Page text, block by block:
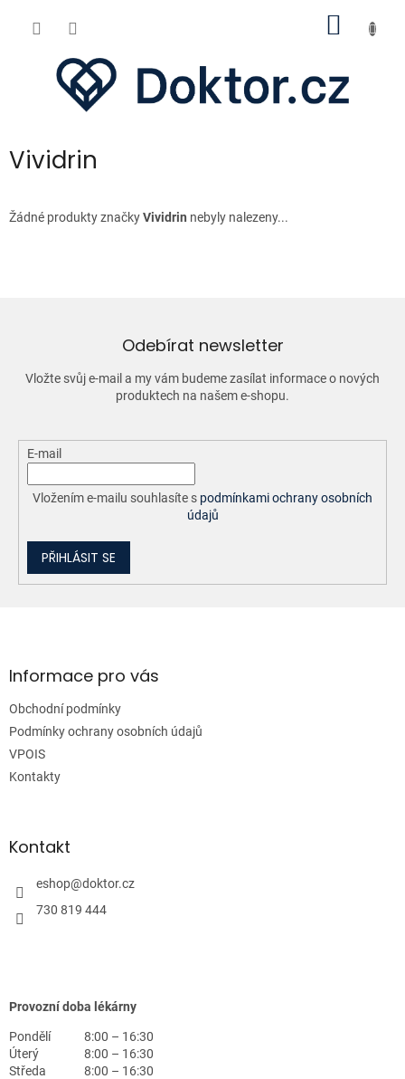
Vividrin
Žádné produkty značkyVividrin nebyly nalezeny...
Odebírat newsletter
Vložte svůj e-mail a my vám budeme zasílat informace o nových
produktech na našem e-shopu.
E-mail
Vložením e-mailu souhlasíte s podmínkami ochrany osobních
údajů
PŘIHLÁSIT SE
aInformace pro vás
Obchodní podmínky
Podmínky ochrany osobních údajů
VPOIS
Kontakty
Kontakt
eshop@doktor.cz
730 819 444
Provozní doba lékárny
Pondělí
8:00 – 16:30
Úterý
8:00 – 16:30
Středa
8:00 – 16:30